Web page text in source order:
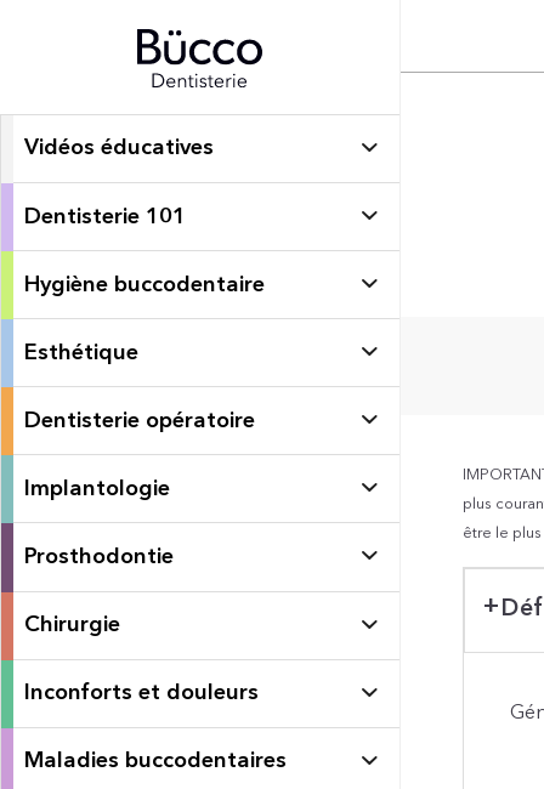
Vidéos éducatives
Dentisterie 101
Hygiène buccodentaire
Esthétique
Dentisterie opératoire
Implantologie
Prosthodontie
Chirurgie
Inconforts et douleurs
Maladies buccodentaires
plus
être le